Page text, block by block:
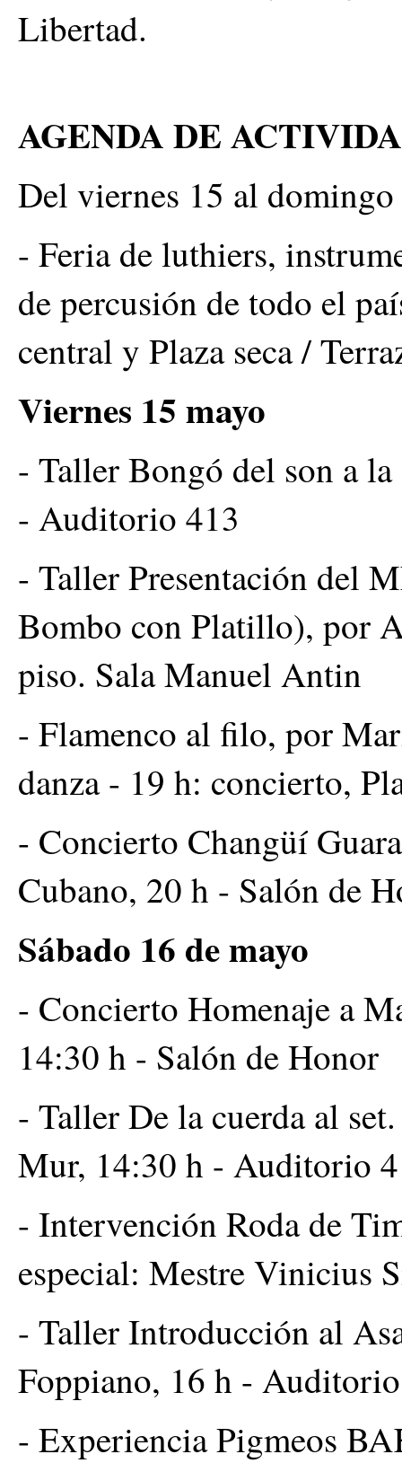
Libertad.
AGENDA DE
Del viernes 15 al domingo
- Feria de luthiers,
de percusión de todo el
central y Plaza seca /
Viernes 15 mayo
- Taller Bongó del son a
- Auditorio 413
- Taller Presentación del
Bombo con Platillo), por
piso. Sala Manuel Antin
- Flamenco al filo, por
danza - 19 h: concierto,
- Concierto Changüí
Cubano, 20 h - Salón de
Sábado 16 de mayo
- Concierto Homenaje a
14:30 h - Salón de Honor
- Taller De la cuerda al
Mur, 14:30 h - Auditorio
- Intervención Roda de
especial: Mestre Vinicius
- Taller Introducción al
Foppiano, 16 h -
- Experiencia Pigmeos